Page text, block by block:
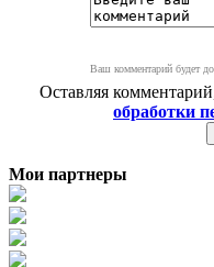
Ваш комментарий будет
Оставляя
обработки
Мои партнеры